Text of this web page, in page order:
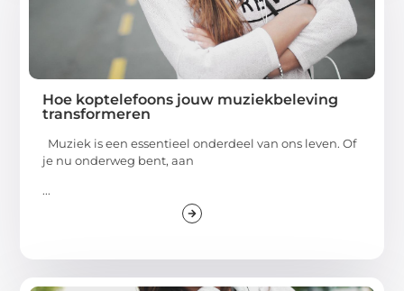
Hoe koptelefoons jouw muziekbeleving
transformeren
Muziek is een essentieel onderdeel van ons leven. Of
je nu onderweg bent, aan
...